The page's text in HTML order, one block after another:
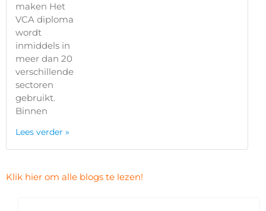
maken Het
VCA diploma
wordt
inmiddels in
meer dan 20
verschillende
sectoren
gebruikt.
Binnen
Lees verder »
Klik hier om alle blogs te lezen!